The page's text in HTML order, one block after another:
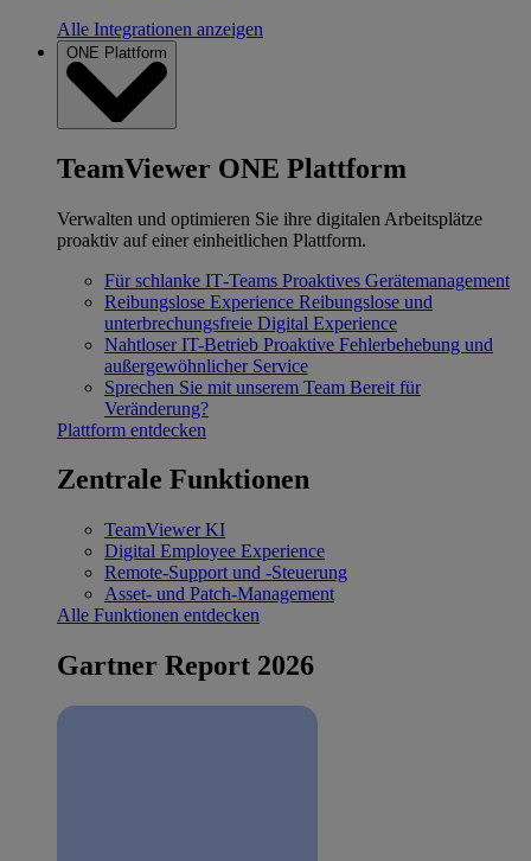
Alle Integrationen anzeigen
ONE Plattform
TeamViewer ONE Plattform
Verwalten und optimieren Sie ihre digitalen Arbeitsplätze
proaktiv auf einer einheitlichen Plattform.
Für schlanke IT‐Teams Proaktives Gerätemanagement
Reibungslose Experience Reibungslose und
unterbrechungsfreie Digital Experience
Nahtloser IT-Betrieb Proaktive Fehlerbehebung und
außergewöhnlicher Service
Sprechen Sie mit unserem Team Bereit für
Veränderung?
Plattform entdecken
Zentrale Funktionen
TeamViewer KI
Digital Employee Experience
Remote-Support und -Steuerung
Asset- und Patch-Management
Alle Funktionen entdecken
Gartner Report 2026